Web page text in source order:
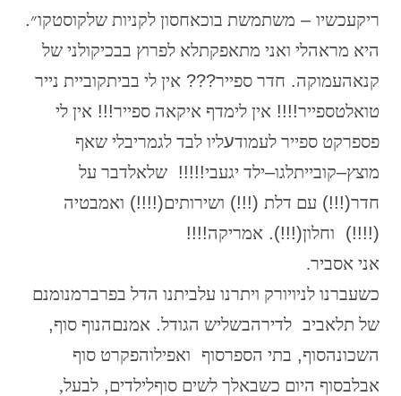
ריקעכשיו–משתמשת בו כאחסון לקניות שלקוסטקו״.
היא מראהלי ואני מתאפקתלא לפרוץ בבכיקולני של
קנאהעמוקה.חדר ספייר???אין לי בביתקוביית נייר
טואלטספייר!!!!אין לי מדף איקאה ספייר!!!אין לי
פספרקט ספייר לעמודעליו לבד לגמריבלי שאף
מוצץ–קובייתלגו–ילד יגעבי!!!!! שלאלדבר על
חדר(!!!)עם דלת(!!!)ושירותים(!!!!)ואמבטיה
(!!!!) וחלון(!!!).אמריקה!!!!
אני אסביר.
כשעברנו לניויורק ויתרנו עלביתנו הדל בפרברמנומנם
של תלאביב לדירהבשליש הגודל.אמנםהנוף סוף,
השכונהסוף,בתי הספרסוף ואפילוהפקרט סוף
אבלבסוף היום כשבאלך לשים סוףלילדים,לבעל,